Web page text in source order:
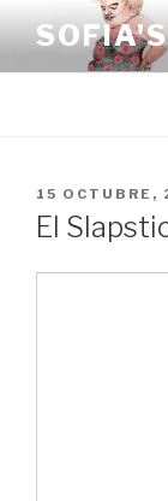
contenido
PUBLICADO
EL
15 OCTUBRE,
El